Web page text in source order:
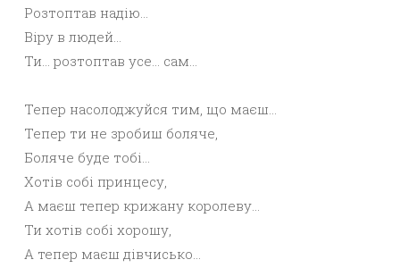
Розтоптав надію…
Віру в людей…
Ти… розтоптав усе… сам…
Тепер насолоджуйся тим, що маєш…
Тепер ти не зробиш боляче,
Боляче буде тобі…
Хотів собі принцесу,
А маєш тепер крижану королеву…
Ти хотів собі хорошу,
А тепер маєш дівчисько…